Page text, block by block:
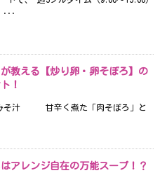
...
教える【炒り卵・卵そぼろ】の
！
そ汁 甘辛く煮た「肉そぼろ」と
アレンジ自在の万能スープ！？